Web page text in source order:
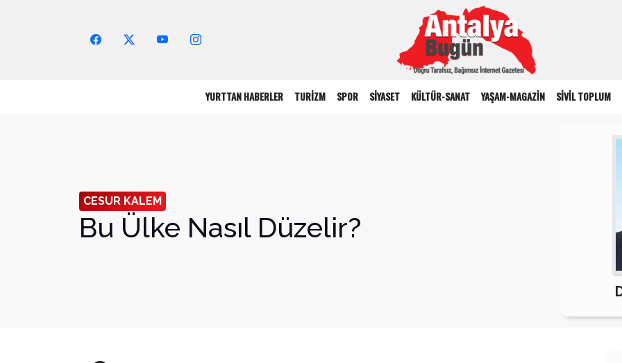
YURTTAN HABERLER TURİZM SPOR SİYASET KÜLTÜR-SANAT YAŞAM-MAGAZİN SİVİL TOPLUM
CESUR KALEM
Bu Ülke Nasıl Düzelir?
Arama Yap!